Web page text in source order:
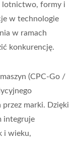
lotnictwo, formy i
w technologie
w ramach
konkurencję.
(CPC-Go /
marki. Dzięki
integruje
i wieku,